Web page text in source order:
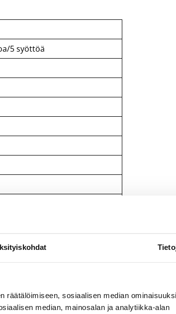
räätälöimiseen, sosiaalisen median
median, mainosalan ja analytiikka-alan
5 syöttöä
15). Anselmi Vanjoki ei pelannut